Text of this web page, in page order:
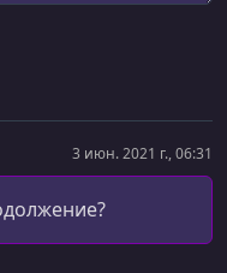
3 июн. 2021 г., 06:31